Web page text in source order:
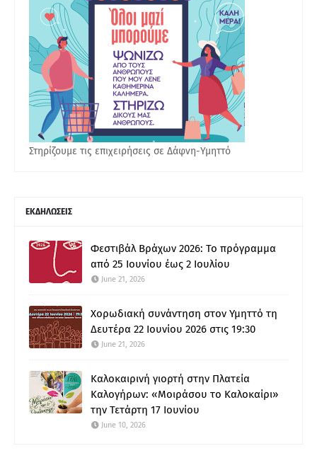
Στηρίζουμε τις επιχειρήσεις σε Δάφνη-Υμηττό
ΕΚΔΗΛΩΣΕΙΣ
Φεστιβάλ Βράχων 2026: Το πρόγραμμα
από 25 Ιουνίου έως 2 Ιουλίου
June 21, 2026
Χορωδιακή συνάντηση στον Υμηττό τη
Δευτέρα 22 Ιουνίου 2026 στις 19:30
June 21, 2026
Καλοκαιρινή γιορτή στην Πλατεία
Καλογήρων: «Μοιράσου το Καλοκαίρι»
την Τετάρτη 17 Ιουνίου
June 10, 2026